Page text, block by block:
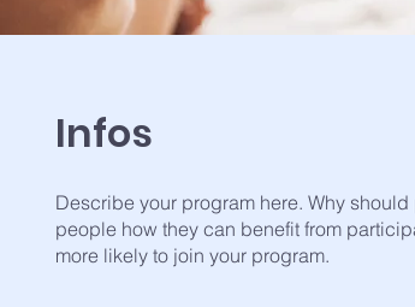
Infos
Describe your program here. Why
people how they can benefit from
more likely to join your program.